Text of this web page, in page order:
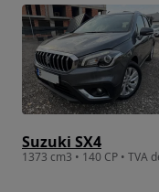
Suzuki SX4
1373 cm3 • 140 CP • TVA